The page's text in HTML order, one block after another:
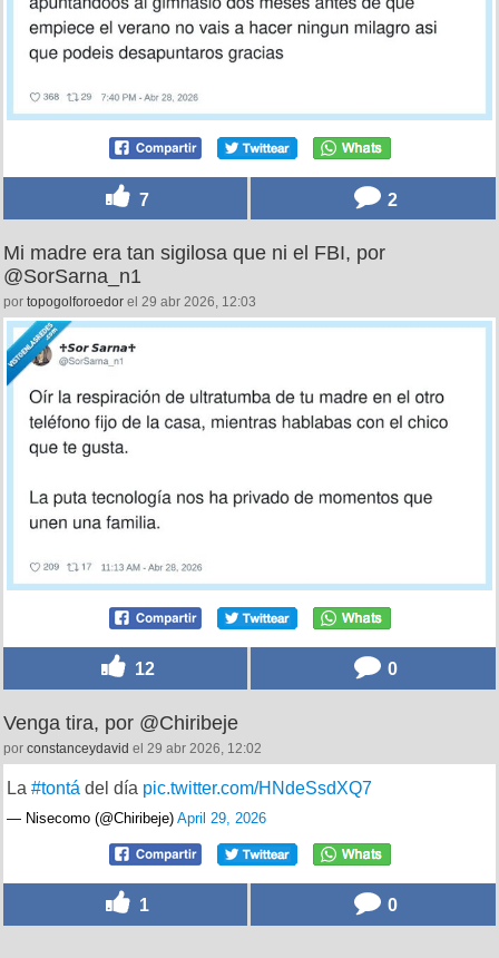
7 2
Mi madre era tan sigilosa que ni el FBI, por
@SorSarna_n1
por topogolforoedor el 29 abr 2026, 12:03
12 0
Venga tira, por @Chiribeje
por constanceydavid el 29 abr 2026, 12:02
La #tontá del día pic.twitter.com/HNdeSsdXQ7
— Nisecomo (@Chiribeje) April 29, 2026
1 0